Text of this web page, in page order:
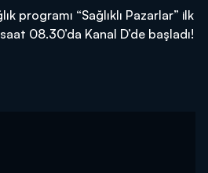
programı “Sağlıklı Pazarlar” ilk
08.30’da Kanal D’de başladı!